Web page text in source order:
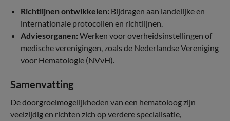
Richtlijnen ontwikkelen: Bijdragen aan landelijke en
internationale protocollen en richtlijnen.
Adviesorganen: Werken voor overheidsinstellingen of
medische verenigingen, zoals de Nederlandse Vereniging
voor Hematologie (NVvH).
Samenvatting
De doorgroeimogelijkheden van een hematoloog zijn
veelzijdig en richten zich op verdere specialisatie,